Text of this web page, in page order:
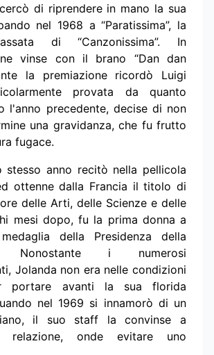
di riprendere in mano la sua
nel 1968 a “Paratissima”, la
di “Canzonissima”. In
vinse con il brano “Dan dan
la premiazione ricordò Luigi
provata da quanto
l'anno precedente, decise di non
una gravidanza, che fu frutto
fugace.
stesso anno recitò nella pellicola
ottenne dalla Francia il titolo di
delle Arti, delle Scienze e delle
mesi dopo, fu la prima donna a
della Presidenza della
Nonostante i numerosi
Jolanda non era nelle condizioni
portare avanti la sua florida
nel 1969 si innamorò di un
il suo staff la convinse a
relazione, onde evitare uno